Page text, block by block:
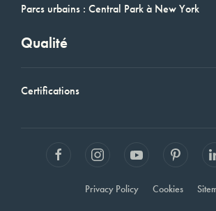
Parcs urbains : Central Park à New York
Qualité
Certifications
Privacy Policy Cookies